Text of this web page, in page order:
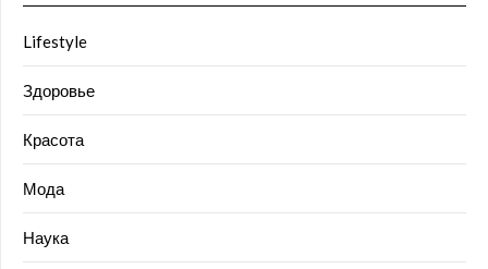
Lifestyle
Здоровье
Красота
Мода
Наука